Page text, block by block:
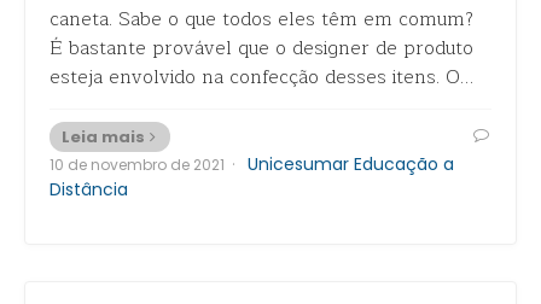
caneta. Sabe o que todos eles têm em comum?
É bastante provável que o designer de produto
esteja envolvido na confecção desses itens. O…
Leia mais
10 de novembro de 2021 · Unicesumar Educação a
Distância